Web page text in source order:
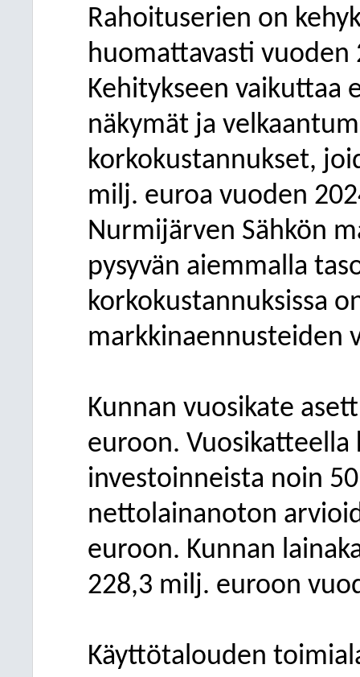
Rahoituserien on
huomattavasti
Kehitykseen vaikuttaa
näkymät ja
korkokustannukset,
milj. euroa vuoden
Nurmijärven Sähkön
pysyvän aiemmalla
korkokustannuksissa
markkinaennusteiden
Kunnan vuosikate
euroon.
investoinneista noin
nettolainanoton
euroon. Kunnan
228,3 milj. euroon
Käyttötalouden